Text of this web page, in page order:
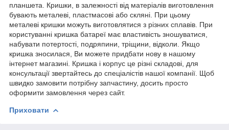
планшета. Кришки, в залежності від матеріалів виготовлення
бувають металеві, пластмасові або скляні. При цьому
металеві кришки можуть виготовлятися з різних сплавів. При
користуванні кришка батареї має властивість зношуватися,
набувати потертості, подряпини, тріщини, відколи. Якщо
кришка зносилася, Ви можете придбати нову в нашому
інтернет магазині. Кришка і корпус це різні складові, для
консультації звертайтесь до спеціалістів нашої компанії. Щоб
швидко замовити потрібну запчастину, досить просто
оформити замовлення через сайт.
Приховати